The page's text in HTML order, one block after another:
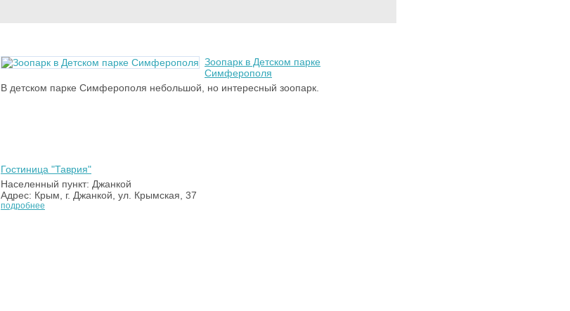
Зоопарк в Детском парке
Симферополя
В детском парке Симферополя небольшой, но интересный зоопарк.
Гостиница "Таврия"
Населенный пункт: Джанкой
Адрес: Крым, г. Джанкой, ул. Крымская, 37
подробнее